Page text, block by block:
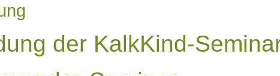
der KalkKind-